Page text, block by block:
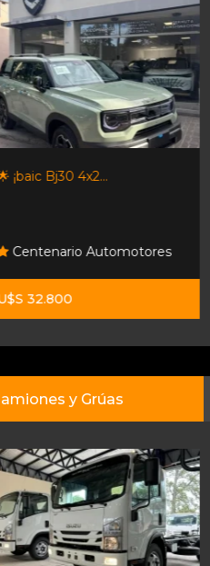
¡baic Bj30 4x2...
Centenario Automotores
32.800
y Grúas